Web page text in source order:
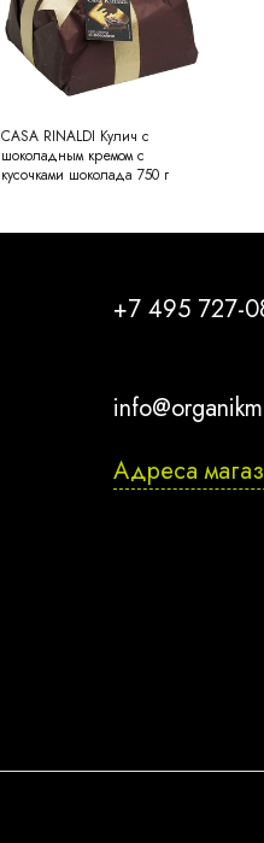
CASA RINALDI Кулич с
шоколадным кремом с
кусочками шоколада 750 г
+7 495 727-
Адреса